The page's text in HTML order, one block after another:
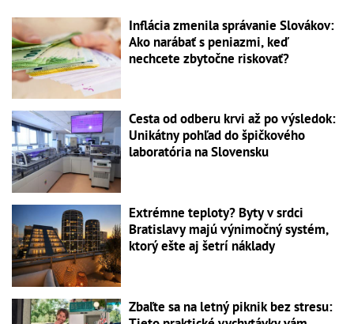
Inflácia zmenila správanie Slovákov:
Ako narábať s peniazmi, keď
nechcete zbytočne riskovať?
Cesta od odberu krvi až po výsledok:
Unikátny pohľad do špičkového
laboratória na Slovensku
Extrémne teploty? Byty v srdci
Bratislavy majú výnimočný systém,
ktorý ešte aj šetrí náklady
Zbaľte sa na letný piknik bez stresu: